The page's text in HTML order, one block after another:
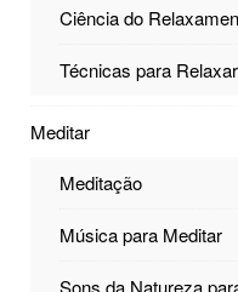
Ciência do
Técnicas para Relaxar
Meditar
Meditação
Música para Meditar
Sons da Natureza